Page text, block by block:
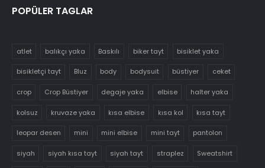
POPÜLER TAGLAR
atlet balıkçı yaka Baskılı biker tayt bisiklet yaka
bisikletçi tayt Bluz body bodysuit büstiyer ceket
crop Crop Büstiyer degaje yaka elbise halter yaka
kolsuz kruvaze yaka kısa elbise kısa kol kısa tayt
leopar desen mini mini elbise mini tayt pantolon
siyah siyah kısa tayt siyah tayt straplez Sweatshirt